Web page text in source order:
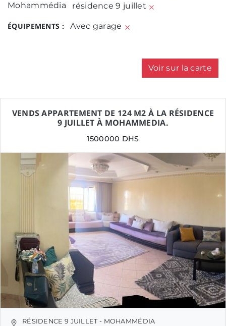
Mohammédia
résidence 9 juillet
ÉQUIPEMENTS : Avec garage
Voir sur la carte
VENDS APPARTEMENT DE 124 M2 À LA RÉSIDENCE
9 JUILLET À MOHAMMEDIA.
1500000 DHS
RÉSIDENCE 9 JUILLET - MOHAMMÉDIA